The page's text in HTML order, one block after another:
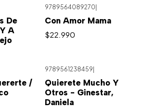
De
A
9789564089270|
Con Amor Mama
$22.990
/
9789561238459
Quierete Mucho Y
Otros - Ginestar,
Daniela